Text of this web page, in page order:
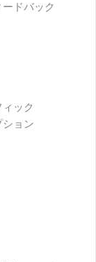
ドバック
ック
ョン